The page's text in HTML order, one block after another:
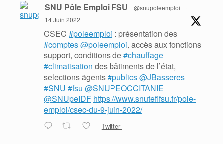
SNU Pôle Emploi FSU @snupoleemploi
·
14 Juin 2022
CSEC #poleemploi : présentation des
#comptes@poleemploi, accès aux fonctions
support, conditions de#chauffage
#climatisation des bâtiments de l’état,
selections ãgents#publics@JBasseres
#SNU #fsu @SNUPEOCCITANIE
@SNUpeIDF https://www.snutefifsu.fr/pole-
emploi/csec-du-9-juin-2022/
Twitter